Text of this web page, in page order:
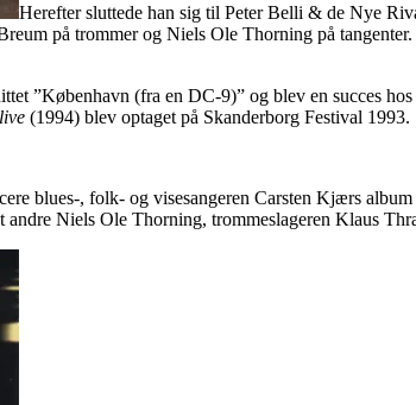
Herefter sluttede han sig til Peter Belli & de Nye
på trommer og Niels Ole Thorning på
”København (fra en DC-9)” og blev en succes
(1994) blev optaget på Skanderborg Festival 1993.
blues-, folk- og visesangeren Carsten Kjærs album
andre Niels Ole Thorning, trommeslageren Klaus